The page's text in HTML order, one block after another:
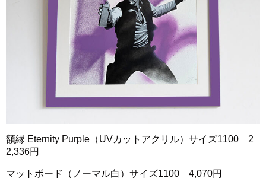
額縁 Eternity Purple（UVカットアクリル）サイズ1100 2
2,336円
マットボード（ノーマル白）サイズ1100 4,070円